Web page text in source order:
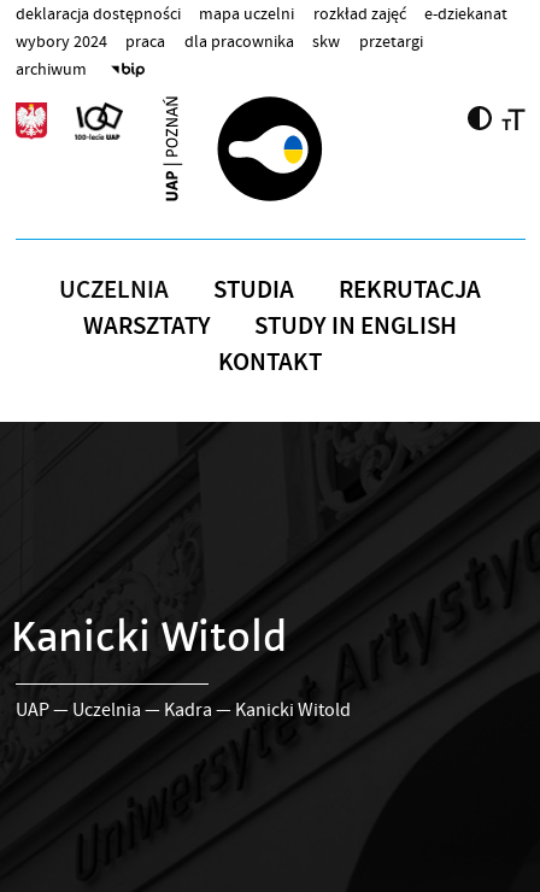
Przejdź do treści
deklaracja dostępności mapa uczelni rozkład zajęć
e-dziekanat
wybory 2024
praca dla pracownika skw
przetargi
archiwum
UCZELNIA STUDIA
REKRUTACJA
WARSZTATY
STUDY IN ENGLISH
KONTAKT
Kanicki Witold
UAP— Uczelnia — Kadra — Kanicki Witold